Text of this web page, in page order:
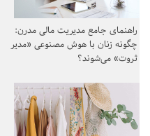
راهنمای جامع مدیریت مالی مدرن:
چگونه زنان با هوش مصنوعی «مدیر
ثروت» می‌شوند؟